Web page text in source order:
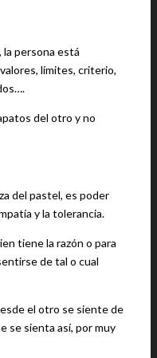
la persona está
límites, criterio,
del otro y no
del pastel, es poder
y la tolerancia.
tiene la razón o para
de tal o cual
el otro se siente de
se sienta así, por muy